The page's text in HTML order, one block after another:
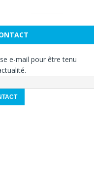
e-mail pour être tenu